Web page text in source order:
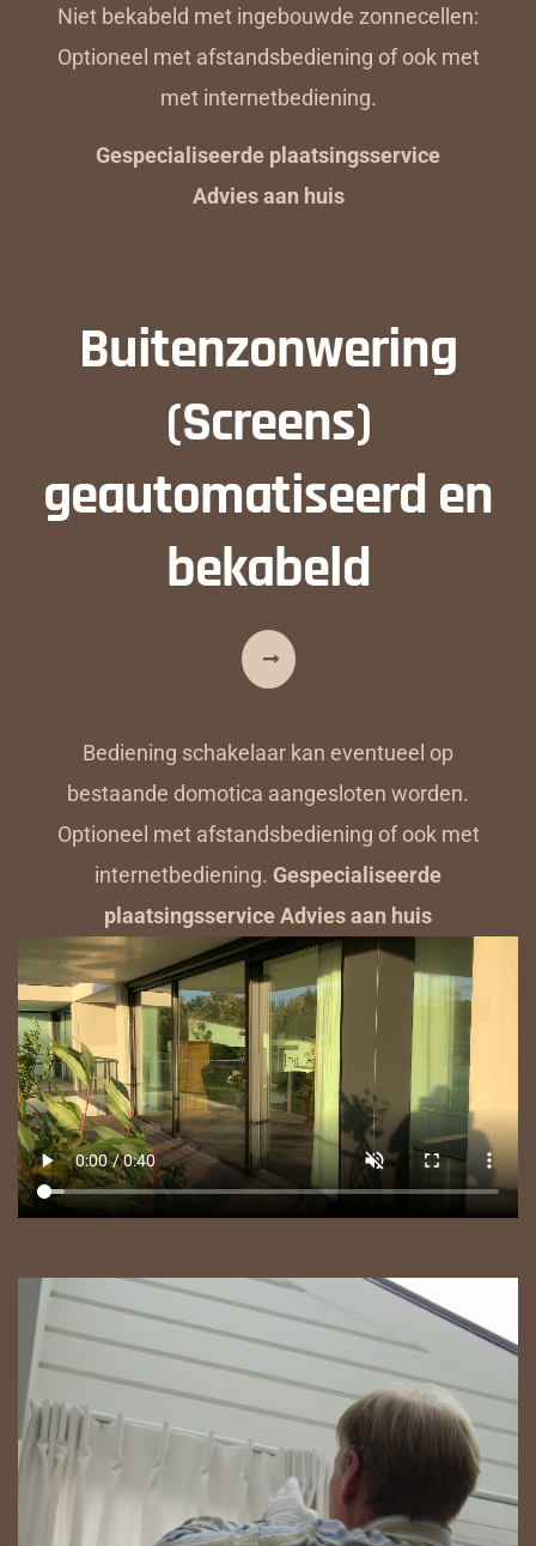
Niet bekabeld met ingebouwde zonnecellen:
Optioneel met afstandsbediening of ook met
met internetbediening.
Gespecialiseerde plaatsingsservice
Advies aan huis
Buitenzonwering
(Screens)
geautomatiseerd en
bekabeld
Bediening schakelaar kan eventueel op
bestaande domotica aangesloten worden.
Optioneel met afstandsbediening of ook met
internetbediening. Gespecialiseerde
plaatsingsservice Advies aan huis